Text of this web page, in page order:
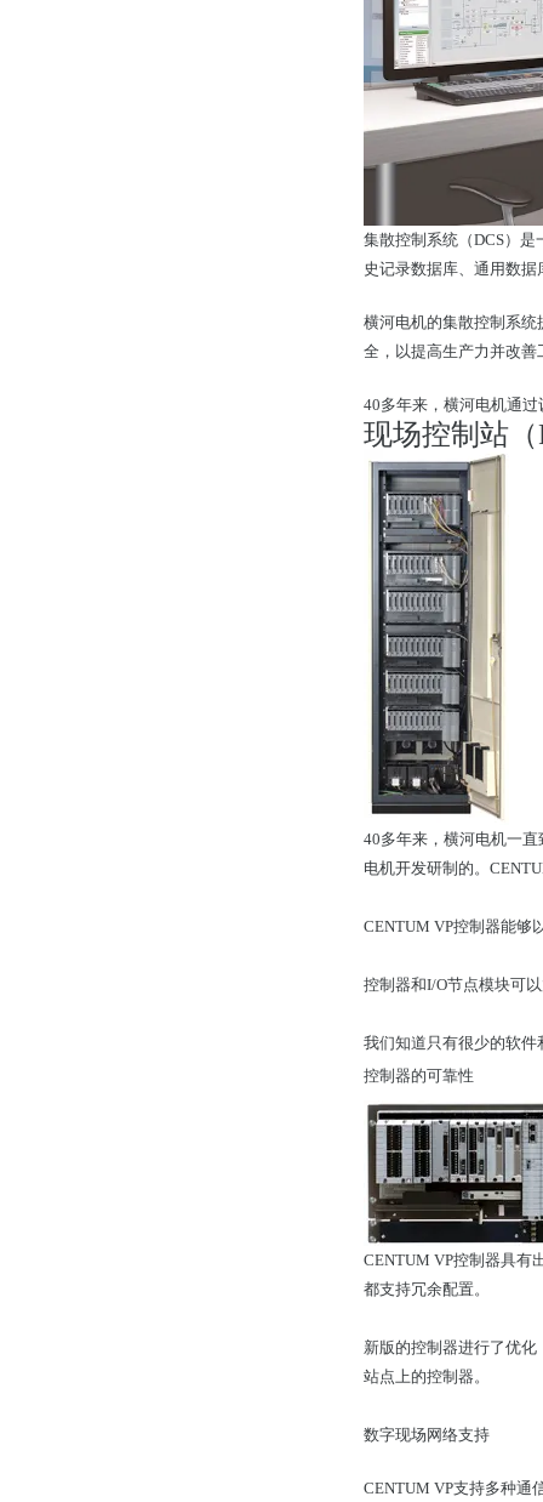
集散控制系统（DCS）
史记录数据库、通用数
横河电机的集散控制系
全，以提高生产力并改善
40多年来，横河电机通
现场控制站（
40多年来，横河电机一
电机开发研制的。
CENTUM VP控制器能够
控制器和I/O节点模块可
我们知道只有很少的软件
控制器的可靠性
CENTUM VP控制器具有
都支持冗余配置。
新版的控制器进行了优
站点上的控制器。
数字现场网络支持
CENTUM VP支持多种通